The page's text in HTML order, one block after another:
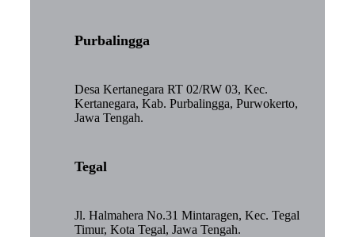
Purbalingga
Desa Kertanegara RT 02/RW 03, Kec.
Kertanegara, Kab. Purbalingga, Purwokerto,
Jawa Tengah.
Tegal
Jl. Halmahera No.31 Mintaragen, Kec. Tegal
Timur, Kota Tegal, Jawa Tengah.